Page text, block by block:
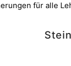
für alle